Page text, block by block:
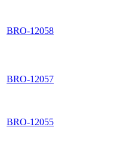
BRO-12058
BRO-12057
BRO-12055